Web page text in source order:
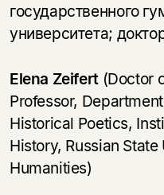
государственного
университета;
Elena Zeifert(Doctor
Professor,
Historical Poetics,
History, Russian
Humanities)